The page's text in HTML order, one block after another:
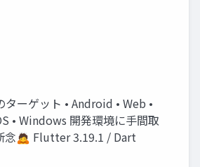
ターゲット • Android • Web •
• Windows 開発環境に手間取
念🙇 Flutter 3.19.1 / Dart